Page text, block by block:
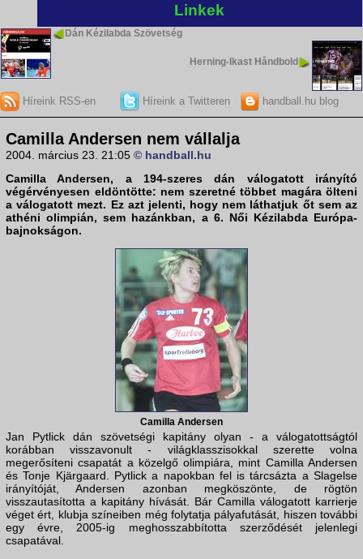
Linkek
Dán Kézilabda Szövetség
Herning-Ikast Håndbold
Híreink RSS-en Híreink a Twitteren handball.hu blog
Camilla Andersen nem vállalja
2004. március 23. 21:05 © handball.hu
Camilla Andersen, a 194-szeres dán válogatott irányító
végérvényesen eldöntötte: nem szeretné többet magára ölteni
a válogatott mezt. Ez azt jelenti, hogy nem láthatjuk őt sem az
athéni olimpián, sem hazánkban, a 6. Női Kézilabda Európa-
bajnokságon.
Camilla Andersen
Jan Pytlick dán szövetségi kapitány olyan - a válogatottságtól
korábban visszavonult - világklasszisokkal szerette volna
megerősíteni csapatát a közelgő olimpiára, mint Camilla Andersen
és Tonje Kjärgaard. Pytlick a napokban fel is tárcsázta a Slagelse
irányítóját, Andersen azonban megköszönte, de rögtön
visszautasította a kapitány hívását. Bár Camilla válogatott karrierje
véget ért, klubja színeiben még folytatja pályafutását, hiszen további
egy évre, 2005-ig meghosszabbította szerződését jelenlegi
csapatával.